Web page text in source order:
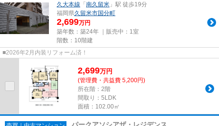
久大本線 「 南久留米 」駅 徒歩19分
福岡県久留米市国分町
2,699万円
築年数：築24年 ｜販売中： 1室
階数：10階建
■2026年2月内装リフォーム済！
2,699万円
(管理費・共益費 5,200円)
所在階：2階
間取り：5LDK
面積：102.00㎡